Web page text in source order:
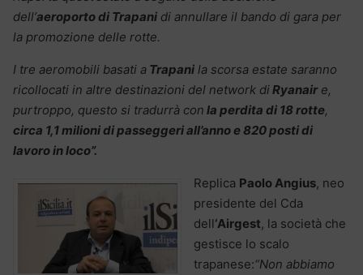
dell’aeroporto di Trapani di annullare il bando di gara per
la promozione delle rotte.
I tre aeromobili basati a Trapani la scorsa estate saranno
ricollocati in altre destinazioni del network diRyanaire,
purtroppo, questo si tradurrà con la perdita di 18 rotte,
circa 1,1 milioni di passeggeri all’anno e 820 posti di
lavoro in loco”.
Replica Paolo Angius, neo
presidente del Cda
dell‘Airgest, la società che
gestisce lo scalo
trapanese:“Non abbiamo